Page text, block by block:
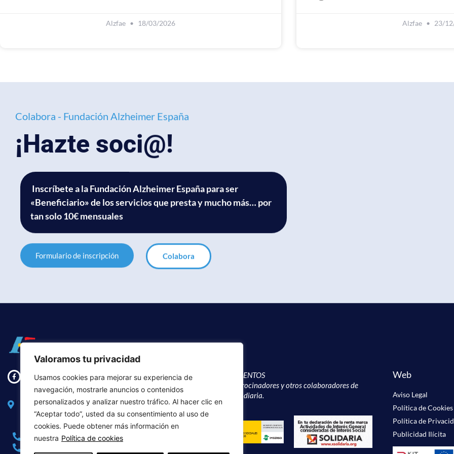
Valoramos tu privacidad
Usamos cookies para mejorar su experiencia de
navegación, mostrarle anuncios o contenidos
personalizados y analizar nuestro tráfico. Al hacer clic en
“Aceptar todo”, usted da su consentimiento al uso de
cookies. Puede obtener más información en
nuestra Política de cookies
Alzfae 18/03/2026 Alzfae 23/
Colabora - Fundación Alzheimer España
¡Hazte soci@!
Inscríbete a la Fundación Alzheimer España para ser
«Beneficiario» de los servicios que presta y mucho más… por
tan solo 10€ mensuales
Formulario de inscripción Colabora
Avda Daroca, 80, local, CP. 28017 MADRID.
(España)
913 431 165
913 595 450
AGRADECIMIENTOS
Padrinos, patrocinadores y otros colaboradores de
nuestra labor diaria.
Web
Aviso Legal
Política de Cookies
Política de
Publicidad Ilícita